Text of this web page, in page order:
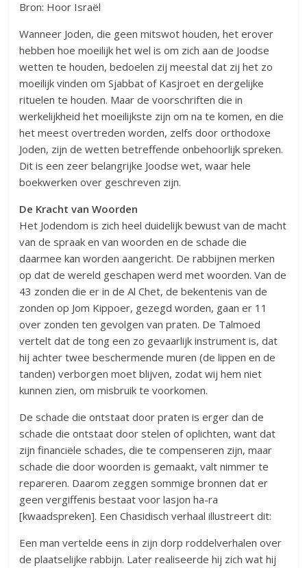
Bron: Hoor Israël
Wanneer Joden, die geen mitswot houden, het erover
hebben hoe moeilijk het wel is om zich aan de Joodse
wetten te houden, bedoelen zij meestal dat zij het zo
moeilijk vinden om Sjabbat of Kasjroet en dergelijke
rituelen te houden. Maar de voorschriften die in
werkelijkheid het moeilijkste zijn om na te komen, en die
het meest overtreden worden, zelfs door orthodoxe
Joden, zijn de wetten betreffende onbehoorlijk spreken.
Dit is een zeer belangrijke Joodse wet, waar hele
boekwerken over geschreven zijn.
De Kracht van Woorden
Het Jodendom is zich heel duidelijk bewust van de macht
van de spraak en van woorden en de schade die
daarmee kan worden aangericht. De rabbijnen merken
op dat de wereld geschapen werd met woorden. Van de
43 zonden die er in de Al Chet, de bekentenis van de
zonden op Jom Kippoer, gezegd worden, gaan er 11
over zonden ten gevolgen van praten. De Talmoed
vertelt dat de tong een zo gevaarlijk instrument is, dat
hij achter twee beschermende muren (de lippen en de
tanden) verborgen moet blijven, zodat wij hem niet
kunnen zien, om misbruik te voorkomen.
De schade die ontstaat door praten is erger dan de
schade die ontstaat door stelen of oplichten, want dat
zijn financiële schades, die te compenseren zijn, maar
schade die door woorden is gemaakt, valt nimmer te
repareren. Daarom zeggen sommige bronnen dat er
geen vergiffenis bestaat voor lasjon ha-ra
[kwaadspreken]. Een Chasidisch verhaal illustreert dit:
Een man vertelde eens in zijn dorp roddelverhalen over
de plaatselijke rabbijn. Later realiseerde hij zich wat hij